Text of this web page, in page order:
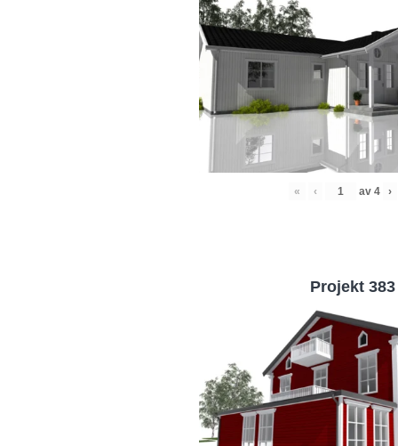
« ‹ av 4 ›
Projekt 383